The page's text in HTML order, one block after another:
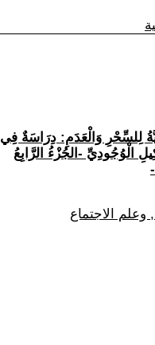
لِلسِّحْرِ وَالْعَدَمِ: دِرَاسَةٌ فِي
الْوُجُودِيِّ -الجُزْءُ الرَّابِعُ
الاجتماع